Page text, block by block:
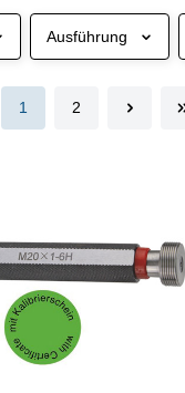
Ausführung
1 2